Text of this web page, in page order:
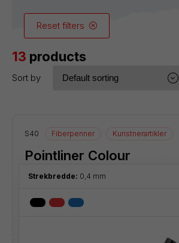
Reset filters
13 products
Sort by
S40 Fiberpenner Kunstnerartikler
Pointliner Colour
Strekbredde: 0,4 mm